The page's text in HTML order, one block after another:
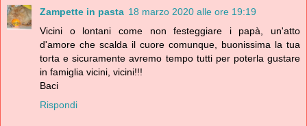
Zampette in pasta 18 marzo 2020 alle ore 19:19
Vicini o lontani come non festeggiare i papà, un'atto
d'amore che scalda il cuore comunque, buonissima la tua
torta e sicuramente avremo tempo tutti per poterla gustare
in famiglia vicini, vicini!!!
Baci
Rispondi